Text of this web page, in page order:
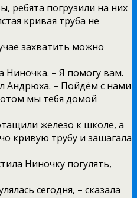
ребята погрузили на них
кривая труба не
захватить можно
Ниночка. – Я помогу вам.
Андрюха. – Пойдём с нами
мы тебя домой
железо к школе, а
кривую трубу и зашагала
Ниночку погулять,
сегодня, – сказала